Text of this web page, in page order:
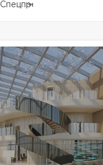
Спецпредолжение